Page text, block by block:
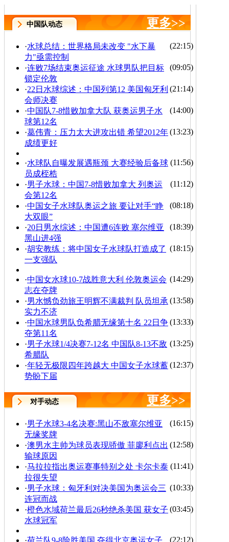
中国队动态 更多>>
(22:15)
·水球总结：世界格局未改变 "水下暴
力"亟需控制
(09:05)
·连败7场结束奥运征途 水球男队把目标
锁定伦敦
(21:14)
·22日水球综述：中国列第12 美国匈牙利
会师决赛
(14:00)
·中国队7-8惜败加拿大队 获奥运男子水
球第12名
(13:23)
·葛伟青：压力太大进攻出错 希望2012年
成绩更好
(11:56)
·水球队自曝发展遇瓶颈 大赛经验后备球
员成桎梏
(11:12)
·男子水球：中国7-8惜败加拿大 列奥运
会第12名
(08:18)
·中国女子水球队奥运之旅 要让对手“睁
大双眼”
(18:39)
·20日男水综述：中国遭6连败 塞尔维亚
黑山进4强
(18:15)
·胡安教练：将中国女子水球队打造成了
一支强队
(14:29)
·中国女水球10-7战胜意大利 伦敦奥运会
志在夺牌
(13:58)
·男水憾负劲旅王明辉不满裁判 队员坦承
实力不济
(13:33)
·中国水球男队负希腊无缘第十名 22日争
夺第11名
(13:25)
·男子水球1/4决赛7-12名 中国队8-13不敌
希腊队
(12:37)
·年轻无极限四年跨越大 中国女子水球蓄
势盼下届
对手动态 更多>>
(16:15)
·男子水球3-4名决赛:黑山不敌塞尔维亚
无缘奖牌
(12:58)
·澳男水主帅为球员表现骄傲 菲廖利点出
输球原因
(11:41)
·马拉拉指出奥运赛事特别之处 卡尔卡泰
拉很失望
(10:33)
·男子水球：匈牙利对决美国为奥运会三
连冠而战
(03:45)
·橙色水域荷兰最后26秒绝杀美国 获女子
水球冠军
(22:12)
·荷兰队9-8险胜美国 夺得北京奥运女子